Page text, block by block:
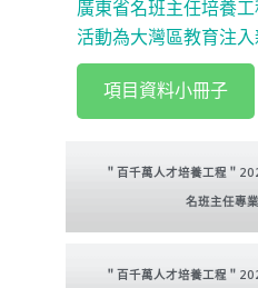
＂百千萬人才培養工程＂
名班主任專
＂百千萬人才培養工程＂
廣東省名班主任培養
活動為大灣區教育注
項目資料小冊子